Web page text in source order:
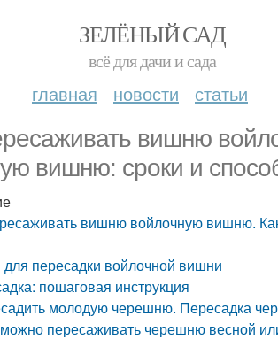
ЗЕЛЁНЫЙ САД
всё для дачи и сада
главная новости статьи
вишню
вишню: сроки и
вишню войлочную вишню.
пересадки войлочной вишни
пошаговая инструкция
молодую черешню. Пересадка
можно пересаживать черешню весной